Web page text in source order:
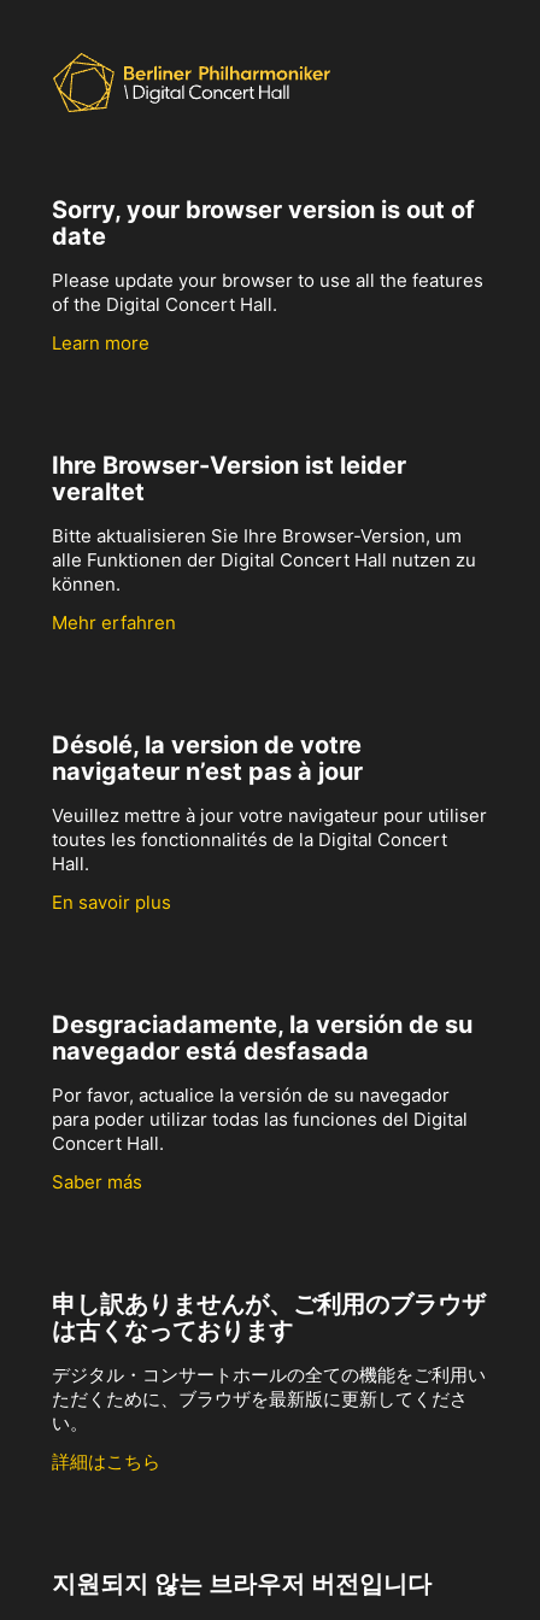
Sorry, your browser version is out of
date
Please update your browser to use all the features
of the Digital Concert Hall.
Learn more
Ihre Browser-Version ist leider
veraltet
Bitte aktualisieren Sie Ihre Browser-Version, um
alle Funktionen der Digital Concert Hall nutzen zu
können.
Mehr erfahren
Désolé, la version de votre
navigateur n’est pas à jour
Veuillez mettre à jour votre navigateur pour utiliser
toutes les fonctionnalités de la Digital Concert
Hall.
En savoir plus
Desgraciadamente, la versión de su
navegador está desfasada
Por favor, actualice la versión de su navegador
para poder utilizar todas las funciones del Digital
Concert Hall.
Saber más
申し訳ありませんが、ご利用のブラウザ
は古くなっております
デジタル・コンサートホールの全ての機能をご利用い
ただくために、ブラウザを最新版に更新してくださ
い。
詳細はこちら
지원되지 않는 브라우저 버전입니다